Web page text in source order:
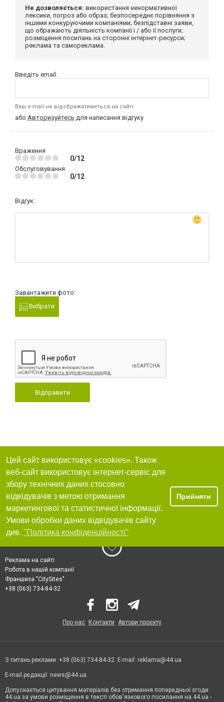
Не дозволяється: використання ненормативної
лексики, погроз або образ; безпосереднє порівняння з
іншими конкуруючими компаніями; безпідставні заяви,
що ображають діяльність компанії і / або її послуги;
розміщення посилань на сторонні інтернет-ресурси;
реклама та самореклама.
Введіть email:
Ваш e-mail не відображатиметься на сайті
або Авторизуйтесь для написання відгуку
Враження
0/12
Обслуговування
0/12
Відгук:
Завантажити фото:
Вибрати
Відправити
Цей сайт використовує «cookies». Також
веб-сайт використовує інтернет-сервіс для
збору технічних даних стосовно
відвідувачів з метою отримання
маркетингової та статистичної інформації.
Умови обробки даних відвідувачів сайту
див. "Політика конфіденційності"
Прийняти
Реклама на сайті
Робота в нашій компанії
Франшиза "CitySites"
+38 (063) 734-84-32
Про нас Контакти Автори проєкту
З питань реклами: +38 (063) 734-84-32. E-mail: reklama@44.ua
E-mail редакції: news@44.ua
Допускається цитування матеріалів без отримання попередньої згоди
44.ua за умови розміщення в тексті обов'язкового посилання на 44.ua -